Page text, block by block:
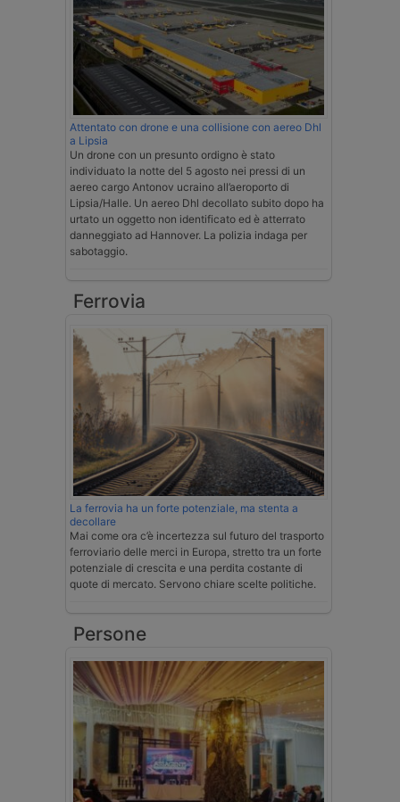
Attentato con drone e una collisione con aereo Dhl
a Lipsia
Un drone con un presunto ordigno è stato
individuato la notte del 5 agosto nei pressi di un
aereo cargo Antonov ucraino all’aeroporto di
Lipsia/Halle. Un aereo Dhl decollato subito dopo ha
urtato un oggetto non identificato ed è atterrato
danneggiato ad Hannover. La polizia indaga per
sabotaggio.
Ferrovia
La ferrovia ha un forte potenziale, ma stenta a
decollare
Mai come ora c’è incertezza sul futuro del trasporto
ferroviario delle merci in Europa, stretto tra un forte
potenziale di crescita e una perdita costante di
quote di mercato. Servono chiare scelte politiche.
Persone